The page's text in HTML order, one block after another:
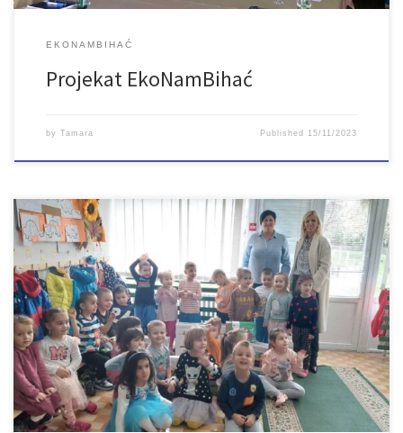
EKONAMBIHAĆ
Projekat EkoNamBihać
by Tamara Published 15/11/2023
Nabavili smo i podijelili komplete ekoloških didaktičkih igračaka za
J.U. “Dječiji vrtić” Bihać, odgojne grupe Bubamare i Suncokreti koji
učestvuju u našem projektu EkoNamBihać. Riječ je o razvojno
primjerenim didaktičkim sredstvima koje su ekološki prihvatljive,
potiču razvojni potencijal djece i imaju sve potrebne certifikate.
Nabavka i podjela igračaka realizirana je […]